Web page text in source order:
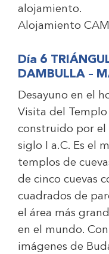
alojamiento.
Alojamiento
Día 6
DAMBULLA –
Desayuno en el
Visita del Templo
construido por el
siglo I a.C. Es el
templos de
de cinco cuevas
cuadrados de
el área más
en el mundo.
imágenes de